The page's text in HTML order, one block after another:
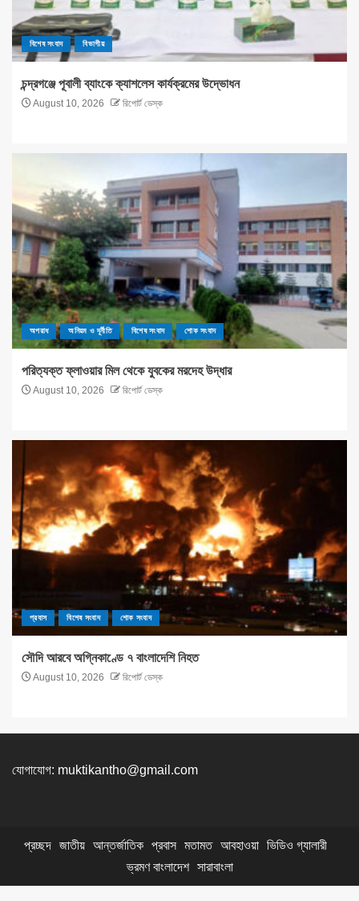
বিশেষ সংবাদ বিভাগীয়
চন্দ্রগঞ্জে পূবালী ব্যাংকে ক্যাশলেস কার্যক্রমের উদ্ভোধন
August 10, 2026 রিপোর্ট ডেস্ক
অপরাধ অনিয়ম ও দূর্নীতি বিশেষ সংবাদ শোক সংবাদ
পরিত্যক্ত ফ্লাওয়ার মিল থেকে যুবকের মরদেহ উদ্ধার
August 10, 2026 রিপোর্ট ডেস্ক
প্রবাস বিশেষ সংবাদ শোক সংবাদ
সৌদি আরবে অগ্নিকাণ্ডে ৭ বাংলাদেশি নিহত
August 10, 2026 রিপোর্ট ডেস্ক
যোগাযোগ: muktikantho@gmail.com
প্রচ্ছদ জাতীয় আন্তর্জাতিক প্রবাস মতামত আবহাওয়া ভিডিও গ্যালারী
ভ্রমণ বাংলাদেশ
সারাবাংলা